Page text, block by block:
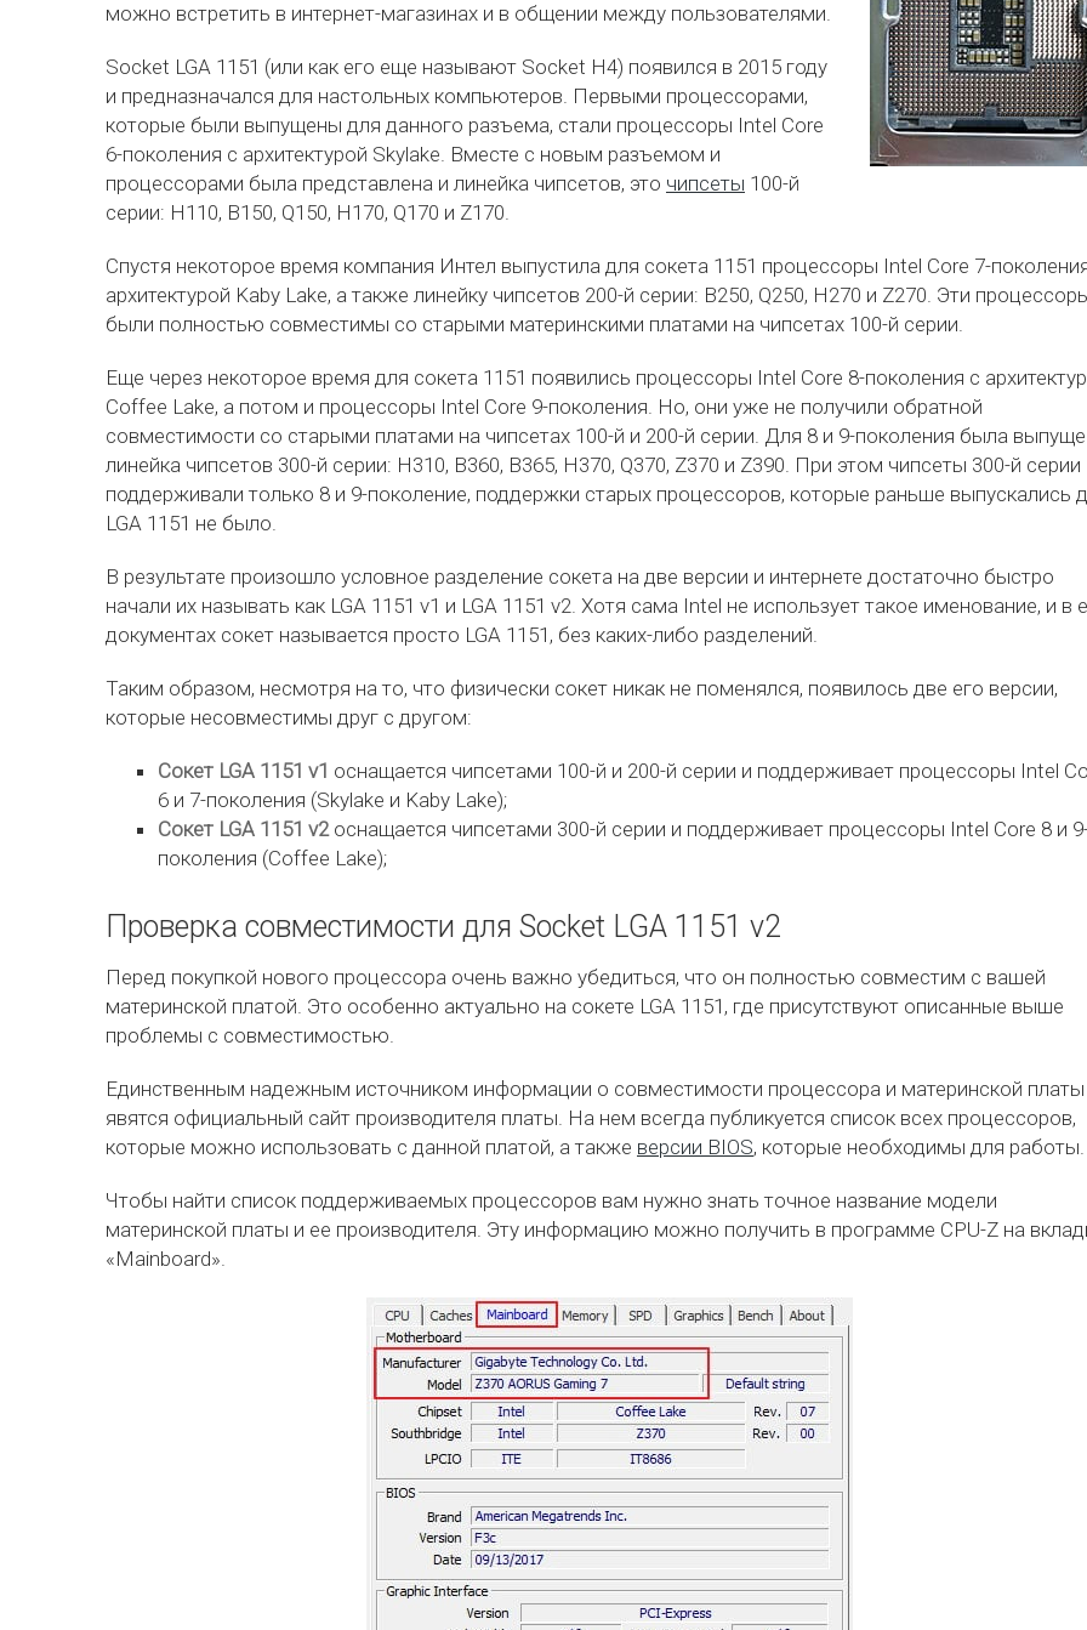
можно встретить в интернет-магазинах и в общении между пользователями.
Socket LGA 1151 (или как его еще называют Socket H4) появился в 2015 году
и предназначался для настольных компьютеров. Первыми процессорами,
которые были выпущены для данного разъема, стали процессоры Intel Core
6-поколения с архитектурой Skylake. Вместе с новым разъемом и
процессорами была представлена и линейка чипсетов, это чипсеты 100-й
серии: H110, B150, Q150, H170, Q170 и Z170.
Спустя некоторое время компания Интел выпустила для сокета 1151 процессоры Intel Core 7-
архитектурой Kaby Lake, а также линейку чипсетов 200-й серии: B250, Q250, H270 и Z270. Эти
были полностью совместимы со старыми материнскими платами на чипсетах 100-й серии.
Еще через некоторое время для сокета 1151 появились процессоры Intel Core 8-поколения с
Coffee Lake, а потом и процессоры Intel Core 9-поколения. Но, они уже не получили обратной
совместимости со старыми платами на чипсетах 100-й и 200-й серии. Для 8 и 9-поколения была
линейка чипсетов 300-й серии: H310, B360, B365, H370, Q370, Z370 и Z390. При этом чипсеты 300-й серии
поддерживали только 8 и 9-поколение, поддержки старых процессоров, которые раньше выпускались
LGA 1151 не было.
В результате произошло условное разделение сокета на две версии и интернете достаточно быстро
начали их называть как LGA 1151 v1 и LGA 1151 v2. Хотя сама Intel не использует такое именование, и в
документах сокет называется просто LGA 1151, без каких-либо разделений.
Таким образом, несмотря на то, что физически сокет никак не поменялся, появилось две его версии,
которые несовместимы друг с другом:
Сокет LGA 1151 v1 оснащается чипсетами 100-й и 200-й серии и поддерживает процессоры Intel
6 и 7-поколения (Skylake и Kaby Lake);
Сокет LGA 1151 v2оснащается чипсетами 300-й серии и поддерживает процессоры Intel Core 8 и
поколения (Coffee Lake);
Проверка совместимости для Socket LGA 1151 v2
Перед покупкой нового процессора очень важно убедиться, что он полностью совместим с вашей
материнской платой. Это особенно актуально на сокете LGA 1151, где присутствуют описанные выше
проблемы с совместимостью.
Единственным надежным источником информации о совместимости процессора и материнской платы
явятся официальный сайт производителя платы. На нем всегда публикуется список всех процессоров,
которые можно использовать с данной платой, а также версии BIOS, которые необходимы для работы.
Чтобы найти список поддерживаемых процессоров вам нужно знать точное название модели
материнской платы и ее производителя. Эту информацию можно получить в программе CPU-Z на
«Mainboard».